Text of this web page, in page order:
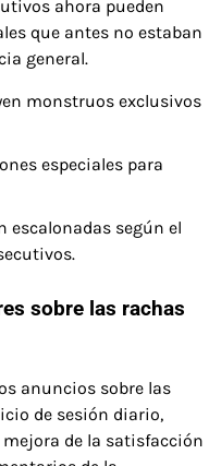
ahora pueden
que antes no estaban
general.
monstruos exclusivos
especiales para
escalonadas según el
sobre las rachas
anuncios sobre las
de sesión diario,
de la satisfacción